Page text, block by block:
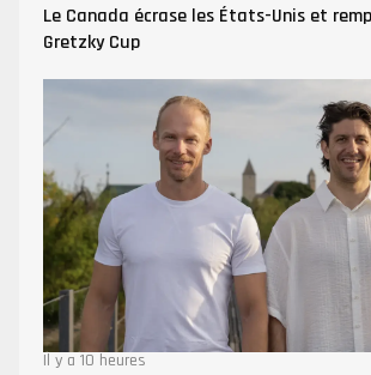
Le Canada écrase les États-Unis et
Gretzky Cup
Il y a 10 heures